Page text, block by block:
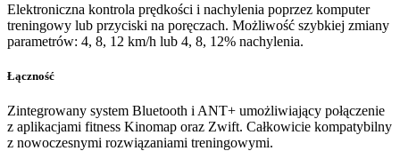
Elektroniczna kontrola prędkości i nachylenia poprzez komputer
treningowy lub przyciski na poręczach. Możliwość szybkiej zmiany
parametrów: 4, 8, 12 km/h lub 4, 8, 12% nachylenia.
Łączność
Zintegrowany system Bluetooth i ANT+ umożliwiający połączenie
z aplikacjami fitness Kinomap oraz Zwift. Całkowicie kompatybilny
z nowoczesnymi rozwiązaniami treningowymi.